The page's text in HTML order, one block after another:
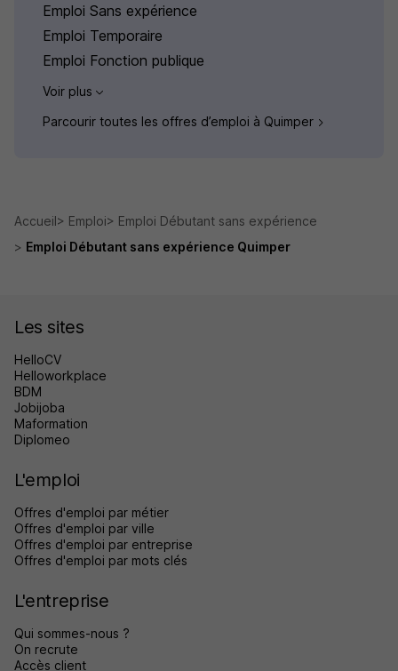
Emploi Sans expérience
Emploi Temporaire
Emploi Fonction publique
Voir plus
Parcourir toutes les offres d’emploi à Quimper
Accueil Emploi
Emploi Débutant sans expérience
Emploi Débutant sans expérience Quimper
Les sites
HelloCV
Helloworkplace
BDM
Jobijoba
Maformation
Diplomeo
L'emploi
Offres d'emploi par métier
Offres d'emploi par ville
Offres d'emploi par entreprise
Offres d'emploi par mots clés
L'entreprise
Qui sommes-nous ?
On recrute
Accès client